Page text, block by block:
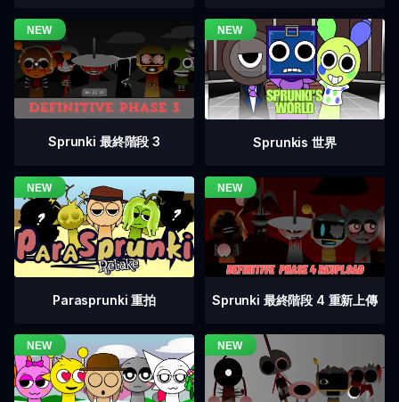
Sprunki 最終階段 3 Sprunkis 世界
Parasprunki 重拍 Sprunki 最終階段 4 重新上傳